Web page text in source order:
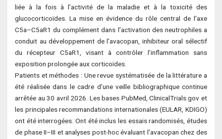
liée à la fois à l’activité de la maladie et à la toxicité des
glucocorticoïdes. La mise en évidence du rôle central de l’axe
C5a–C5aR1 du complément dans l’activation des neutrophiles a
conduit au développement de l’avacopan, inhibiteur oral sélectif
du récepteur C5aR1, visant à contrôler l’inflammation sans
exposition prolongée aux corticoïdes.
Patients et méthodes : Une revue systématisée de la littérature a
été réalisée dans le cadre d’une veille bibliographique continue
arrêtée au 30 avril 2026. Les bases PubMed, ClinicalTrials.gov et
les principales recommandations internationales (EULAR, KDIGO)
ont été interrogées. Ont été inclus les essais randomisés, études
de phase II–III et analyses post-hoc évaluant l’avacopan chez des